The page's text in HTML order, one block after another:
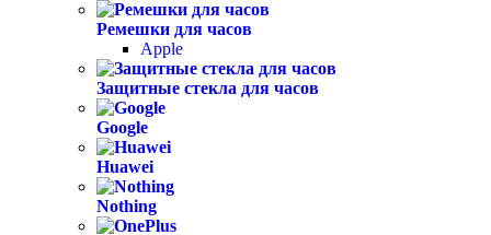
Ремешки для часов
Apple
Защитные стекла для часов
Google
Huawei
Nothing